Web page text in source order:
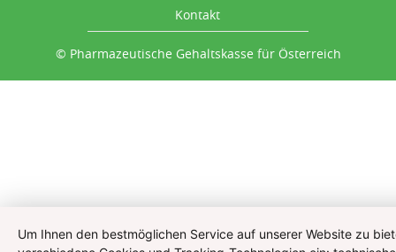
Kontakt
© Pharmazeutische Gehaltskasse für Österreich
Um Ihnen den bestmöglichen Service auf unserer Website zu